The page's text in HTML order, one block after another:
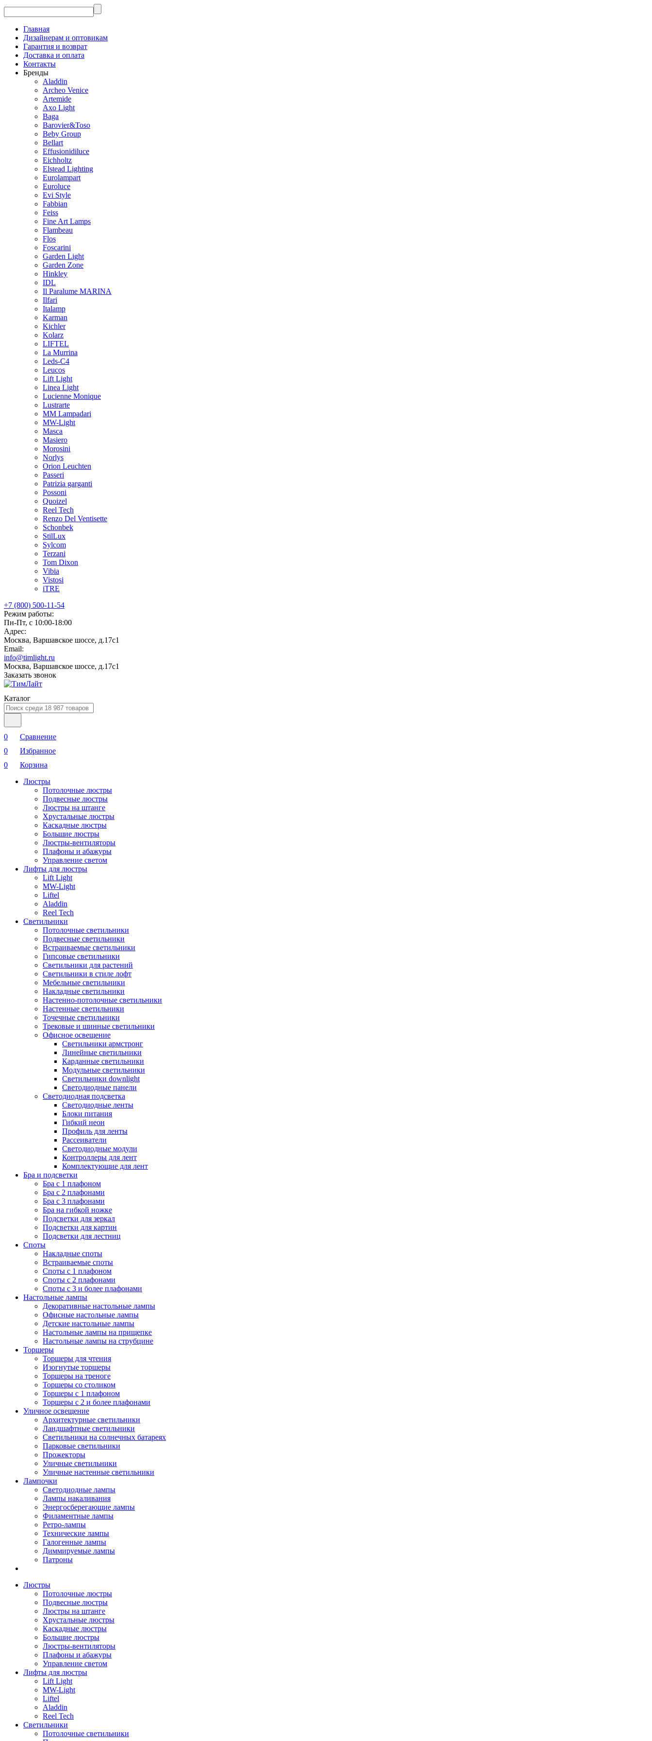
Главная
Дизайнерам и оптовикам
Гарантия и возврат
Доставка и оплата
Контакты
Бренды
Aladdin
Archeo Venice
Artemide
Axo Light
Baga
Barovier&Toso
Beby Group
Bellart
Effusionidiluce
Eichholtz
Elstead Lighting
Eurolampart
Euroluce
Evi Style
Fabbian
Feiss
Fine Art Lamps
Flambeau
Flos
Foscarini
Garden Light
Garden Zone
Hinkley
IDL
Il Paralume MARINA
Ilfari
Italamp
Karman
Kichler
Kolarz
LIFTEL
La Murrina
Leds-C4
Leucos
Lift Light
Linea Light
Lucienne Monique
Lustrarte
MM Lampadari
MW-Light
Masca
Masiero
Morosini
Norlys
Orion Leuchten
Passeri
Patrizia garganti
Possoni
Quoizel
Reel Tech
Renzo Del Ventisette
Schonbek
StilLux
Sylcom
Terzani
Tom Dixon
Vibia
Vistosi
iTRE
+7 (800) 500-11-54
Режим работы:
Пн-Пт, с 10:00-18:00
Адрес:
Москва, Варшавское шоссе, д.17c1
Email:
info@timlight.ru
Москва, Варшавское шоссе, д.17c1
Заказать звонок
Каталог
0
Сравнение
0
Избранное
0
Корзина
Люстры
Потолочные люстры
Подвесные люстры
Люстры на штанге
Хрустальные люстры
Каскадные люстры
Большие люстры
Люстры-вентиляторы
Плафоны и абажуры
Управление светом
Лифты для люстры
Lift Light
MW-Light
Liftel
Aladdin
Reel Tech
Светильники
Потолочные светильники
Подвесные светильники
Встраиваемые светильники
Гипсовые светильники
Светильники для растений
Светильники в стиле лофт
Мебельные светильники
Накладные светильники
Настенно-потолочные светильники
Настенные светильники
Точечные светильники
Трековые и шинные светильники
Офисное освещение
Светильники армстронг
Линейные светильники
Карданные светильники
Модульные светильники
Светильники downlight
Светодиодные панели
Светодиодная подсветка
Светодиодные ленты
Блоки питания
Гибкий неон
Профиль для ленты
Рассеиватели
Светодиодные модули
Контроллеры для лент
Комплектующие для лент
Бра и подсветки
Бра с 1 плафоном
Бра с 2 плафонами
Бра с 3 плафонами
Бра на гибкой ножке
Подсветки для зеркал
Подсветки для картин
Подсветки для лестниц
Споты
Накладные споты
Встраиваемые споты
Споты с 1 плафоном
Споты с 2 плафонами
Споты с 3 и более плафонами
Настольные лампы
Декоративные настольные лампы
Офисные настольные лампы
Детские настольные лампы
Настольные лампы на прищепке
Настольные лампы на струбцине
Торшеры
Торшеры для чтения
Изогнутые торшеры
Торшеры на треноге
Торшеры со столиком
Торшеры с 1 плафоном
Торшеры с 2 и более плафонами
Уличное освещение
Архитектурные светильники
Ландшафтные светильники
Светильники на солнечных батареях
Парковые светильники
Прожекторы
Уличные светильники
Уличные настенные светильники
Лампочки
Светодиодные лампы
Лампы накаливания
Энергосберегающие лампы
Филаментные лампы
Ретро-лампы
Технические лампы
Галогенные лампы
Диммируемые лампы
Патроны
Люстры
Потолочные люстры
Подвесные люстры
Люстры на штанге
Хрустальные люстры
Каскадные люстры
Большие люстры
Люстры-вентиляторы
Плафоны и абажуры
Управление светом
Лифты для люстры
Lift Light
MW-Light
Liftel
Aladdin
Reel Tech
Светильники
Потолочные светильники